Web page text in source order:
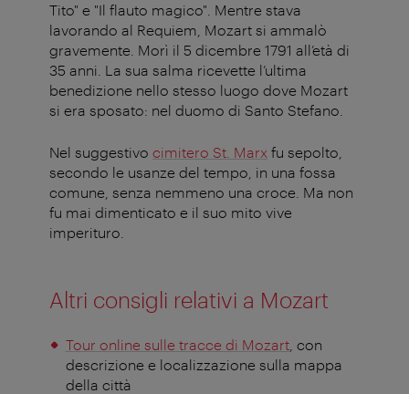
Tito" e "Il flauto magico". Mentre stava
lavorando al Requiem, Mozart si ammalò
gravemente. Morì il 5 dicembre 1791 all’età di
35 anni. La sua salma ricevette l’ultima
benedizione nello stesso luogo dove Mozart
si era sposato: nel duomo di Santo Stefano.
Nel suggestivo cimitero St. Marx fu sepolto,
secondo le usanze del tempo, in una fossa
comune, senza nemmeno una croce. Ma non
fu mai dimenticato e il suo mito vive
imperituro.
Altri consigli relativi a Mozart
Tour online sulle tracce di Mozart, con
descrizione e localizzazione sulla mappa
della città